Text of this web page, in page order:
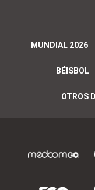
MUNDIAL 2026
BÉISBOL
OTROS